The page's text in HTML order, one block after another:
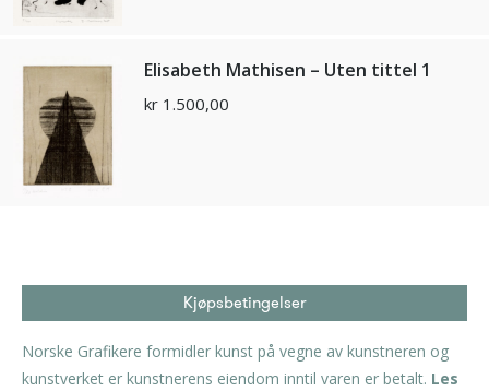
Elisabeth Mathisen – Uten tittel 1
kr 1.500,00
Kjøpsbetingelser
Norske Grafikere formidler kunst på vegne av kunstneren og
kunstverket er kunstnerens eiendom inntil varen er betalt. Les